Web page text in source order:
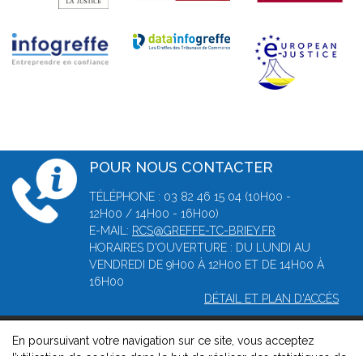
POUR NOUS CONTACTER
TÉLÉPHONE : 03 82 46 15 04 (10H00 -
12H00 / 14H00 - 16H00)
E-MAIL: RCS@GREFFE-TC-BRIEY.FR
HORAIRES D'OUVERTURE : DU LUNDI AU
VENDREDI DE 9H00 À 12H00 ET DE 14H00 À
16H00
DÉTAIL ET PLAN D'ACCÈS
© 2026, Greffe du tribunal de Commerce de Briey -Mentions
En poursuivant votre navigation sur ce site, vous acceptez